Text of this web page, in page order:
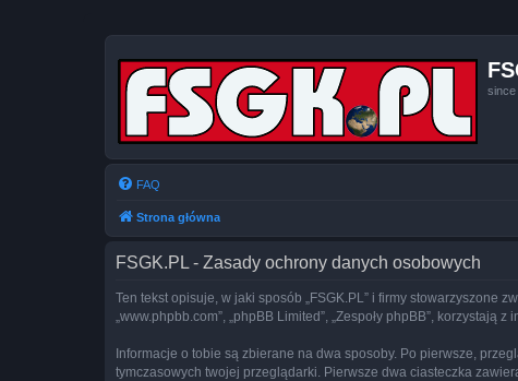
since
FAQ
Strona główna
FSGK.PL - Zasady ochrony danych osobowych
Ten tekst opisuje, w jaki sposób „FSGK.PL” i firmy stowarzyszone
„www.phpbb.com”, „phpBB Limited”, „Zespoły phpBB”,
Informacje o tobie są zbierane na dwa sposoby. Po pierwsze,
tymczasowych twojej przeglądarki. Pierwsze dwa ciasteczka